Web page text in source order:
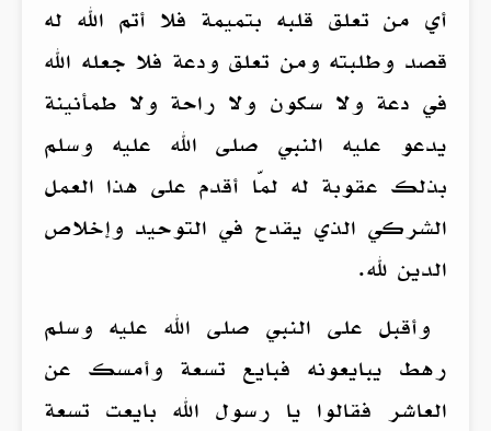
أي من تعلق قلبه بتميمة فلا أتم الله له
قصد وطلبته ومن تعلق ودعة فلا جعله الله
في دعة ولا سكون ولا راحة ولا طمأنينة
يدعو عليه النبي صلى الله عليه وسلم
بذلك عقوبة له لمّا أقدم على هذا العمل
الشركي الذي يقدح في التوحيد وإخلاص
الدين لله.
وأقبل على النبي صلى الله عليه وسلم
رهط يبايعونه فبايع تسعة وأمسك عن
العاشر فقالوا يا رسول الله بايعت تسعة